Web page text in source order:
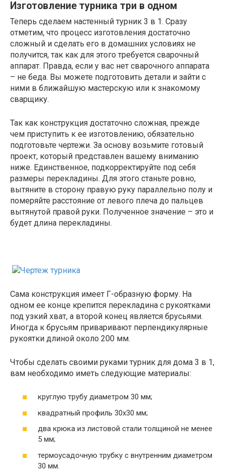
Изготовление турника три в одном
Теперь сделаем настенный турник 3 в 1. Сразу
отметим, что процесс изготовления достаточно
сложный и сделать его в домашних условиях не
получится, так как для этого требуется сварочный
аппарат. Правда, если у вас нет сварочного аппарата
– не беда. Вы можете подготовить детали и зайти с
ними в ближайшую мастерскую или к знакомому
сварщику.
Так как конструкция достаточно сложная, прежде
чем приступить к ее изготовлению, обязательно
подготовьте чертежи. За основу возьмите готовый
проект, который представлен вашему вниманию
ниже. Единственное, подкорректируйте под себя
размеры перекладины. Для этого станьте ровно,
вытяните в сторону правую руку параллельно полу и
померяйте расстояние от левого плеча до пальцев
вытянутой правой руки. Полученное значение – это и
будет длина перекладины.
Сама конструкция имеет Г-образную форму. На
одном ее конце крепится перекладина с рукоятками
под узкий хват, а второй конец является брусьями.
Иногда к брусьям приваривают перпендикулярные
рукоятки длиной около 200 мм.
Чтобы сделать своими руками турник для дома 3 в 1,
вам необходимо иметь следующие материалы:
круглую трубу диаметром 30 мм;
квадратный профиль 30х30 мм;
два крюка из листовой стали толщиной не менее
5 мм;
термоусадочную трубку с внутренним диаметром
30 мм.